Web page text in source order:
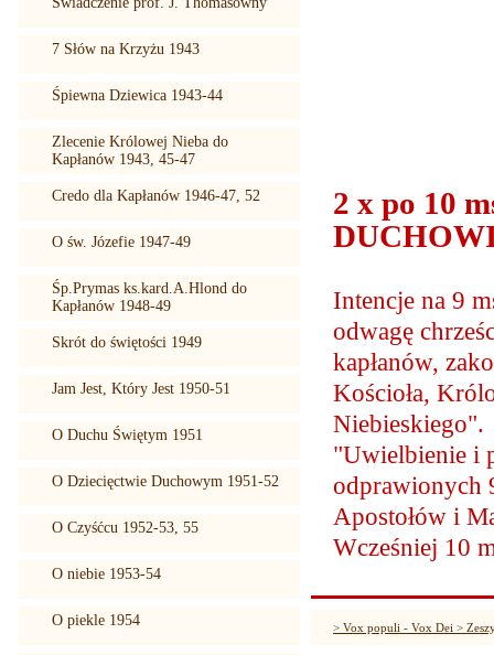
7 Słów na Krzyżu 1943
Śpiewna Dziewica 1943-44
Zlecenie Królowej Nieba do
Kapłanów 1943, 45-47
Credo dla Kapłanów 1946-47, 52
O św. Józefie 1947-49
Śp.Prymas ks.kard.A.Hlond do
Kapłanów 1948-49
Skrót do świętości 1949
Jam Jest, Który Jest 1950-51
O Duchu Świętym 1951
O Dziecięctwie Duchowym 1951-52
O Czyśćcu 1952-53, 55
O niebie 1953-54
O piekle 1954
2 x po 10
Intencje na 9
odwagę
kapłanów,
Kościoła,
Niebieskiego".
"Uwielbienie i
odprawionych
Apostołów i
Wcześniej 10
> Vox populi - Vox Dei >